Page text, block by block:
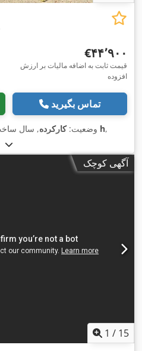
‎€۴۴٬۹۰۰
قیمت ثابت به اضافه مالیات بر ارزش
افزوده
تماس بگیرید
وضعیت:کارکرده, سال ۳٬۲۴۲ h,
آگهی کوچک
1 / 15